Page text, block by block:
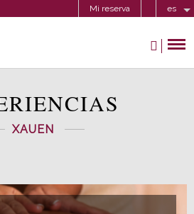
Mi reserva es
XAUEN